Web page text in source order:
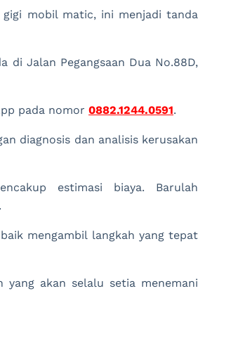
mobil matic, ini menjadi tanda
di Jalan Pegangsaan Dua No.88D,
pada nomor 0882.1244.0591.
diagnosis dan analisis kerusakan
estimasi biaya. Barulah
mengambil langkah yang tepat
yang akan selalu setia menemani